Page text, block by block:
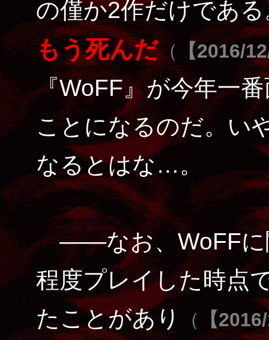
の僅か2作だけであ
もう死んだ（【2016/
『WoFF』が今年一
ことになるのだ。い
なるとはな…。
――なお、WoFFに
程度プレイした時点
たことがあり（【